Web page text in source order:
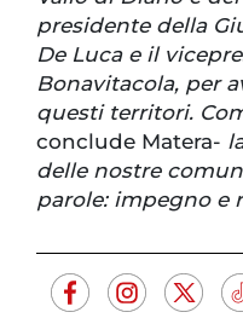
presidente della
De Luca e il
Bonavitacola, per
questi territori.
conclude Matera-
delle nostre
parole: impegno e